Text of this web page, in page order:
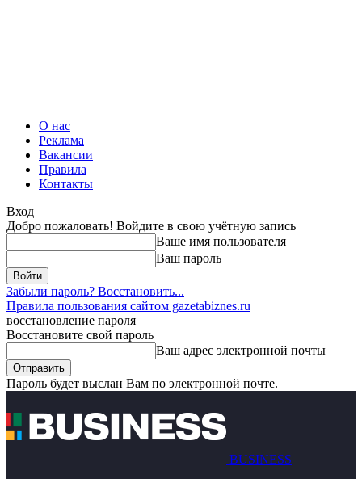
О нас
Реклама
Вакансии
Правила
Контакты
Вход
Добро пожаловать! Войдите в свою учётную запись
Ваше имя пользователя
Ваш пароль
Забыли пароль? Восстановить...
Правила пользования сайтом gazetabiznes.ru
восстановление пароля
Восстановите свой пароль
Ваш адрес электронной почты
Пароль будет выслан Вам по электронной почте.
BUSINESS